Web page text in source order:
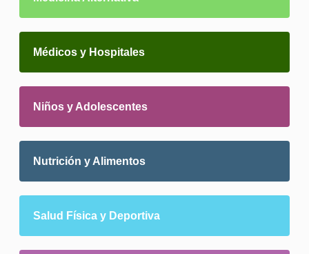
Médicos y Hospitales
Niños y Adolescentes
Nutrición y Alimentos
Salud Física y Deportiva